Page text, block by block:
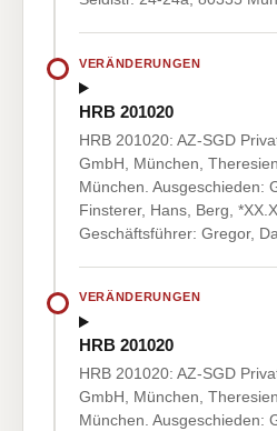
VERÄNDERUNGEN
HRB 201020
HRB 201020: AZ-SGD
GmbH, München,
München. Ausgeschieden:
Finsterer, Hans, Berg,
Geschäftsführer: Gregor,
VERÄNDERUNGEN
HRB 201020
HRB 201020: AZ-SGD
GmbH, München,
München. Ausgeschieden: